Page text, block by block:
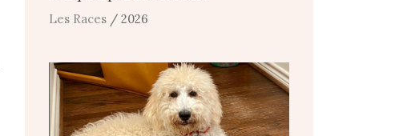
Les Races / 2026